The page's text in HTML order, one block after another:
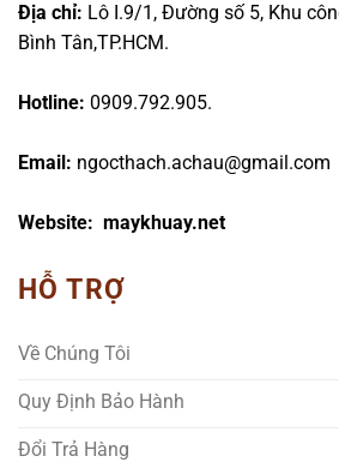
Địa chỉ: Lô I.9/1, Đường số 5, Khu
Bình Tân,TP.HCM.
Hotline: 0909.792.905.
Email: ngocthach.achau@gmail.com
Website: maykhuay.net
HỖ TRỢ
Về Chúng Tôi
Quy Định Bảo Hành
Đổi Trả Hàng